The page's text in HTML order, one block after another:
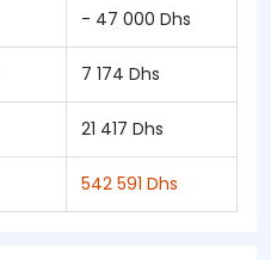
- 47 000 Dhs
7 174 Dhs
21 417 Dhs
542 591 Dhs